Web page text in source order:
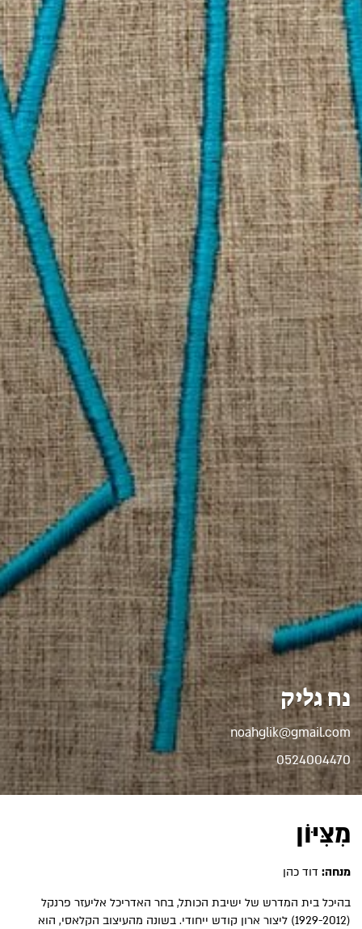
נח גליק
noahglik@gmail.com
0524004470
מִצִּיּוֹן
מנחה: דוד כהן
בהיכל בית המדרש של ישיבת הכותל, בחר האדריכל אליעזר פרנקל
(1929-2012) ליצור ארון קודש ייחודי. בשונה מהעיצוב הקלאסי, הוא